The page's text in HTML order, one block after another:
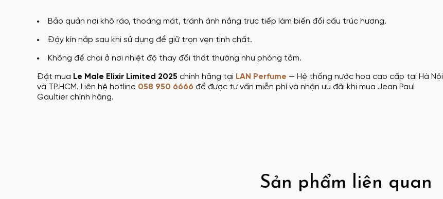
Bảo quản nơi khô ráo, thoáng mát, tránh ánh nắng trực tiếp làm biến đổi cấu trúc hương.
Đậy kín nắp sau khi sử dụng để giữ trọn vẹn tinh chất.
Không để chai ở nơi nhiệt độ thay đổi thất thường như phòng tắm.
Đặt mua Le Male Elixir Limited 2025 chính hãng tại LAN Perfume — Hệ thống nước hoa cao cấp tại Hà Nội
và TP.HCM. Liên hệ hotline 058 950 6666 để được tư vấn miễn phí và nhận ưu đãi khi mua Jean Paul
Gaultier chính hãng.
Sản phẩm liên quan